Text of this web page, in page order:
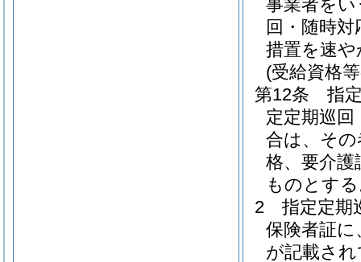
事業者を
回・随時
措置を速
(受給資格
第12条
指
定定期巡
合は、そ
格、要介
ものとす
2
指定定期
保険者証に
が記載さ